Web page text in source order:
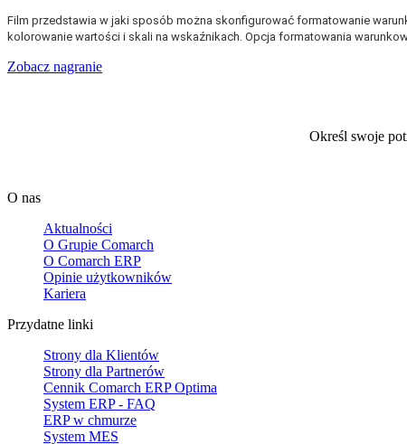
Film przedstawia w jaki sposób można skonfigurować formatowanie
kolorowanie wartości i skali na wskaźnikach. Opcja formatowania
Zobacz nagranie
Określ swoje
O nas
Aktualności
O Grupie Comarch
O Comarch ERP
Opinie użytkowników
Kariera
Przydatne linki
Strony dla Klientów
Strony dla Partnerów
Cennik Comarch ERP Optima
System ERP - FAQ
ERP w chmurze
System MES